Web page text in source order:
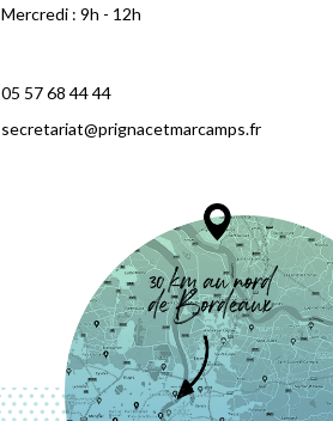
Mercredi : 9h - 12h
05 57 68 44 44
secretariat@prignacetmarcamps.fr